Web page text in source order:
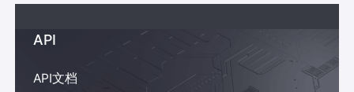
API
API文档